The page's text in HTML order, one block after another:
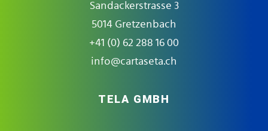
Sandackerstrasse 3
5014 Gretzenbach
+41 (0) 62 288 16 00
info@cartaseta.ch
TELA GMBH